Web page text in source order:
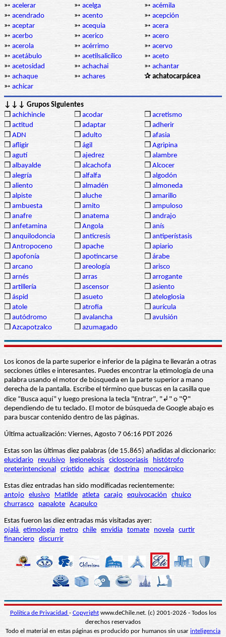
➳ acelerar ➳ acelga ➳ acémila
➳ acendrado ➳ acento ➳ acepción
➳ aceptar ➳ acequia ➳ acera
➳ acerbo ➳ acerico ➳ acero
➳ acerola ➳ acérrimo ➳ acervo
➳ acetábulo ➳ acetilsalicílico ➳ aceto
➳ acetosidad ➳ achachai ➳ achantar
➳ achaque ➳ achares
✰ achatocarpácea
➳ achicar
↓↓↓ Grupos Siguientes
❒ achichincle ❒ acodar ❒ acretismo
❒ actitud ❒ adaptar ❒ adherir
❒ ADN ❒ adulto ❒ afasia
❒ afligir ❒ ágil ❒ Agripina
❒ agutí ❒ ajedrez ❒ alambre
❒ albayalde ❒ alcachofa ❒ Alcocer
❒ alegría ❒ alfalfa ❒ algodón
❒ aliento ❒ almadén ❒ almoneda
❒ alpiste ❒ aluche ❒ amarillo
❒ ambuesta ❒ amito ❒ ampuloso
❒ anafre ❒ anatema ❒ andrajo
❒ anfetamina ❒ Angola ❒ anís
❒ anquilodoncia ❒ anticresis ❒ antiperístasis
❒ Antropoceno ❒ apache ❒ apiario
❒ apofonía ❒ apotincarse ❒ árabe
❒ arcano ❒ areología ❒ arisco
❒ arnés ❒ arras ❒ arrogante
❒ artillería ❒ ascensor ❒ asiento
❒ áspid ❒ asueto ❒ ateloglosia
❒ atole ❒ atrofia ❒ aurícula
❒ autódromo ❒ avalancha ❒ avulsión
❒ Azcapotzalco ❒ azumagado
Los iconos de la parte superior e inferior de la página te llevarán a otras
secciones útiles e interesantes. Puedes encontrar la etimología de una
palabra usando el motor de búsqueda en la parte superior a mano
derecha de la pantalla. Escribe el término que buscas en la casilla que
dice “Busca aquí” y luego presiona la tecla "Entrar", "↲" o "⚲"
dependiendo de tu teclado. El motor de búsqueda de Google abajo es
para buscar contenido dentro de las páginas.
Última actualización: Viernes, Agosto 7 06:16 PDT 2026
Estas son las últimas diez palabras (de 15.865) añadidas al diccionario:
elucidario
revulsivo legionelosis ciclosporiasis
histótrofo
preterintencional críptido achicar doctrina monocárpico
Estas diez entradas han sido modificadas recientemente:
antojo elusivo Matilde atleta carajo equivocación
chuico
churrasco
papalote Acapulco
Estas fueron las diez entradas más visitadas ayer:
ojalá etimología metro chile envidia tomate novela curtir
financiero discurrir
Política de Privacidad - Copyrightwww.deChile.net. (c) 2001-2026 - Todos los
derechos reservados
Todo el material en estas páginas es producido por humanos sin usar inteligencia